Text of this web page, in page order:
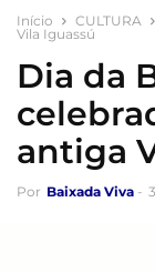
Início CULTURA
Vila Iguassú
Dia da
antiga
Por Baixada Viva -